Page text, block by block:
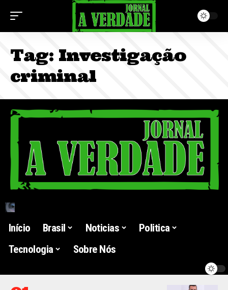
Tag: Investigação
criminal
Início Brasil Noticias
Politica
Tecnologia
Sobre Nós